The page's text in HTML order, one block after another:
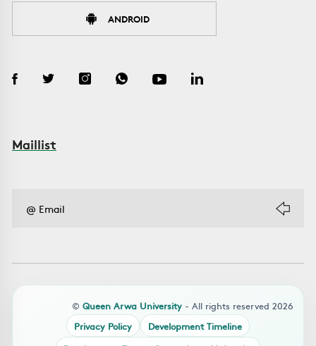
ANDROID
Maillist
© Queen Arwa University - All rights reserved 2026
Privacy Policy
Development Timeline